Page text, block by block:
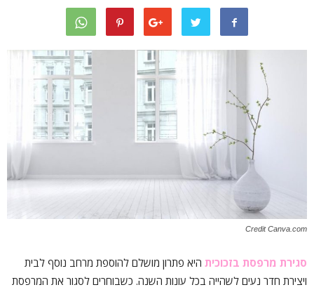
Credit Canva.com
סגירת מרפסת בזכוכית היא פתרון מושלם להוספת מרחב נוסף לבית
ויצירת חדר נעים לשהייה בכל עונות השנה. כשבוחרים לסגור את המרפסת